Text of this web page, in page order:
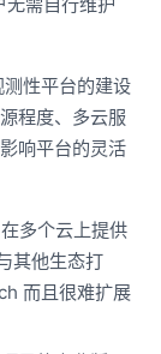
测性平台的建设
程度、多云服
响平台的灵活
多个云上提供
其他生态打
而且很难扩展